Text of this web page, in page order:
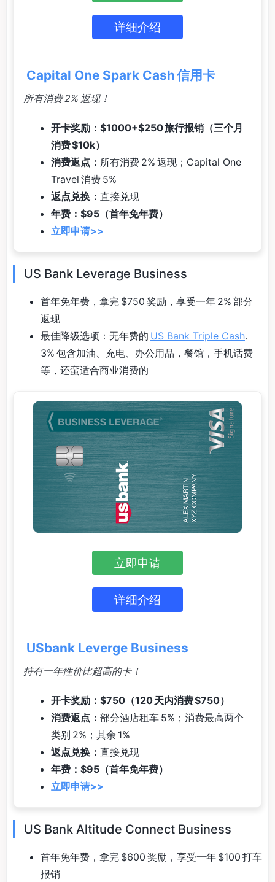
详细介绍
Capital One Spark Cash 信用卡
所有消费 2% 返现！
开卡奖励：$1000+$250 旅行报销（三个月
消费 $10k）
消费返点： 所有消费 2% 返现；Capital One
Travel 消费 5%
返点兑换： 直接兑现
年费：$95（首年免年费）
立即申请>>
US Bank Leverage Business
首年免年费，拿完 $750 奖励，享受一年 2% 部分
返现
最佳降级选项：无年费的 US Bank Triple Cash.
3% 包含加油、充电、办公用品，餐馆，手机话费
等，还蛮适合商业消费的
立即申请
详细介绍
USbank Leverge Business
持有一年性价比超高的卡！
开卡奖励：$750（120 天内消费 $750）
消费返点： 部分酒店租车 5%；消费最高两个
类别 2%；其余 1%
返点兑换： 直接兑现
年费：$95（首年免年费）
立即申请>>
US Bank Altitude Connect Business
首年免年费，拿完 $600 奖励，享受一年 $100 打车
报销